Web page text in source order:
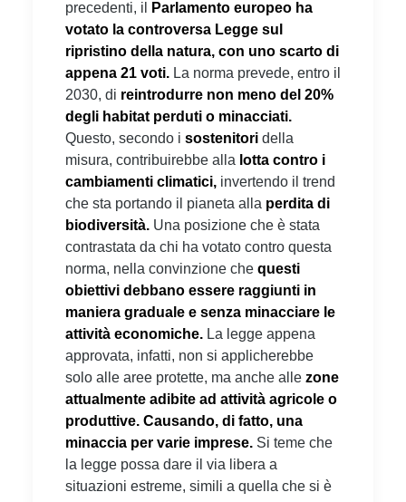
precedenti, il
Parlamento europeo ha
votato la controversa Legge sul
ripristino della natura, con uno scarto di
appena 21 voti. La norma prevede, entro il
2030, di reintrodurre non meno del 20%
degli habitat perduti o minacciati.
Questo, secondo i sostenitori della
misura, contribuirebbe alla lotta contro i
cambiamenti climatici, invertendo il trend
che sta portando il pianeta alla perdita di
biodiversità. Una posizione che è stata
contrastata da chi ha votato contro questa
norma, nella convinzione che questi
obiettivi debbano essere raggiunti in
maniera graduale e senza minacciare le
attività economiche. La legge appena
approvata, infatti, non si applicherebbe
solo alle aree protette, ma anche alle zone
attualmente adibite ad attività agricole o
produttive. Causando, di fatto, una
minaccia per varie imprese. Si teme che
la legge possa dare il via libera a
situazioni estreme, simili a quella che si è